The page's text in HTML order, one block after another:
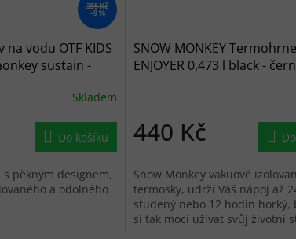
355 Kč
–9 %
na vodu OTF KIDS
sustain -
Skladem
Do košíku
s pěkným designem,
a odolného
SNOW MONKEY
ENJOYER 0,473 l black -
440 Kč
Snow Monkey vakuově
termosky, udrží Váš nápoj až
studený nebo 12 hodin horký,
si tak moci užívat svůj životní